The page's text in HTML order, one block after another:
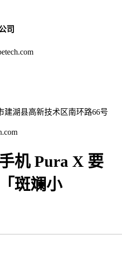
司
建湖县高新技术区南环路66号
机 Pura X 要
斑斓小